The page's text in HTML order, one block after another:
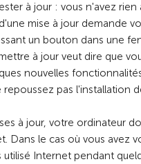
à jour : vous n'avez rien
mise à jour demande
un bouton dans une
à jour veut dire que
nouvelles
repoussez pas l'installation
à jour, votre ordinateur
Dans le cas où vous avez
utilisé Internet pendant